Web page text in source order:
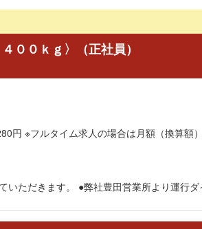
００ｋｇ〉（正社員）
円 ※フルタイム求人の場合は月額（換算額
いただきます。 ●弊社豊田営業所より運行